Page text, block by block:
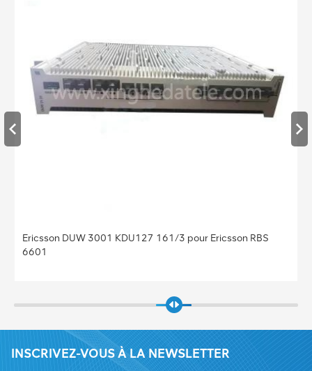
Ericsson DUW 3001 KDU127 161/3 pour Ericsson RBS
6601
INSCRIVEZ-VOUS À LA NEWSLETTER